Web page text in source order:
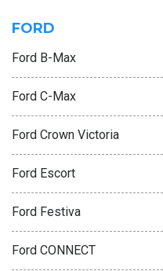
FORD
Ford B-Max
Ford C-Max
Ford Crown Victoria
Ford Escort
Ford Festiva
Ford CONNECT